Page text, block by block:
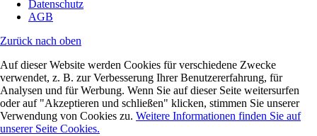
Datenschutz
AGB
Zurück nach oben
Auf dieser Website werden Cookies für verschiedene Zwecke
verwendet, z. B. zur Verbesserung Ihrer Benutzererfahrung, für
Analysen und für Werbung. Wenn Sie auf dieser Seite weitersurfen
oder auf "Akzeptieren und schließen" klicken, stimmen Sie unserer
Verwendung von Cookies zu. Weitere Informationen finden Sie auf
unserer Seite Cookies.